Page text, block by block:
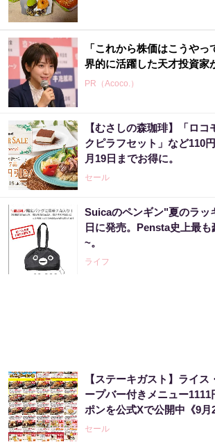
「これから株価はこうや
界的に活躍した天才投資家
PR（Acoco.）
【むさしの森珈琲】「ロコ
クピラフセット」など110
月19日までお得に。
セール
Suicaのペンギン"夏のラッ
日に発売。Pensta史上最
~。
ライフ
【ステーキガスト】ライ
ープバー付きメニュー
ポンを公式Xで公開中《9月
セール